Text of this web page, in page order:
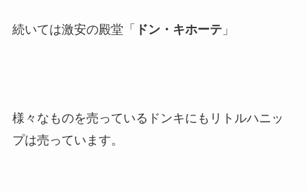
続いては激安の殿堂「 ドン・キホーテ」
様々なものを売っているドンキにもリトルハニッ
プは売っています。